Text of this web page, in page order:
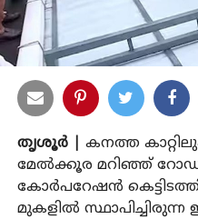
തൃശൂര്‍ |
കനത്ത
മേല്‍ക്കൂര മറിഞ്ഞ്
കോര്‍പറേഷന്‍
മുകളില്‍